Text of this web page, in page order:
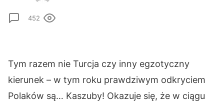
452
Tym razem nie Turcja czy inny egzotyczny
kierunek – w tym roku prawdziwym odkryciem
Polaków są… Kaszuby! Okazuje się, że w ciągu